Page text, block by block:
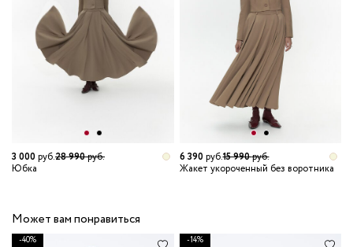
3 000руб.28 990руб.
Юбка
6 390руб.15 990руб.
Жакет укороченный без воротника
Может вам понравиться
-40% -14%